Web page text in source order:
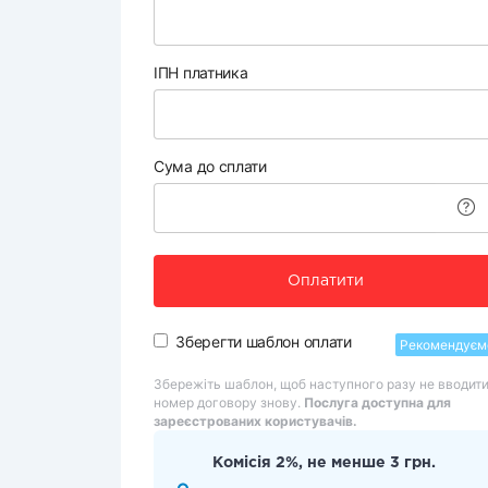
ІПН платника
Сума до сплати
Оплатити
Зберегти шаблон оплати
Збережіть шаблон, щоб наступного разу не вводити
номер договору знову. Послуга доступна для
зареєстрованих користувачів.
Комісія 2%, не менше 3 грн.